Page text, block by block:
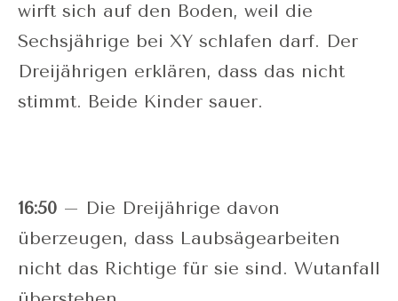
wirft sich auf den Boden, weil die
Sechsjährige bei XY schlafen darf. Der
Dreijährigen erklären, dass das nicht
stimmt. Beide Kinder sauer.
16:50 – Die Dreijährige davon
überzeugen, dass Laubsägearbeiten
nicht das Richtige für sie sind. Wutanfall